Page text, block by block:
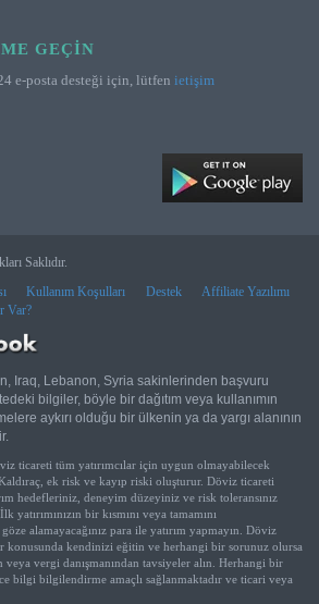
GEÇIN
e-posta desteği için, lütfen ietişim
Saklıdır.
Kullanım Koşulları Destek
Affiliate Yazılımı
Var?
Iraq, Lebanon, Syria sakinlerinden başvuru
bilgiler, böyle bir dağıtım veya kullanımın
aykırı olduğu bir ülkenin ya da yargı alanının
ticareti tüm yatırımcılar için uygun olmayabilecek
ek risk ve kayıp riski oluşturur. Döviz ticareti
hedefleriniz, deneyim düzeyiniz ve risk toleransınız
bir kısmını veya tamamını
alamayacağınız para ile yatırım yapmayın. Döviz
konusunda kendinizi eğitin ve herhangi bir sorunuz olursa
veya vergi danışmanından tavsiyeler alın. Herhangi bir
bilgi bilgilendirme amaçlı sağlanmaktadır ve ticari veya